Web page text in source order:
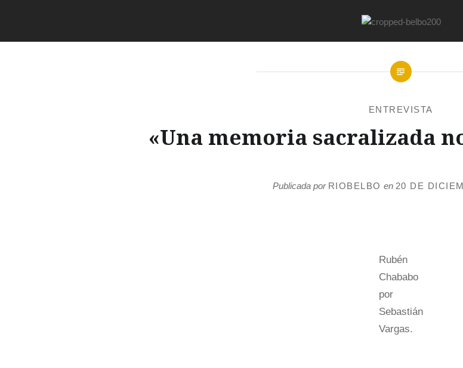
ENTREVISTA
«Una memoria sacralizada
Publicada por RIOBELBO en 20 DE
Rubén
Chababo
por
Sebastián
Vargas.